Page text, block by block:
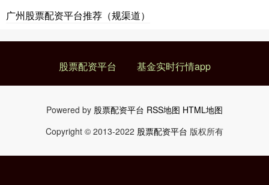
广州股票配资平台推荐（规渠道）
股票配资平台 基金实时行情app
Powered by 股票配资平台 RSS地图 HTML地图
Copyright © 2013-2022 股票配资平台 版权所有